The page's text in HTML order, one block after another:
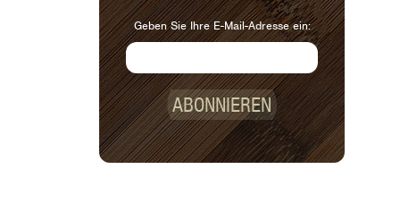
Geben Sie Ihre E-Mail-Adresse ein:
ABONNIEREN